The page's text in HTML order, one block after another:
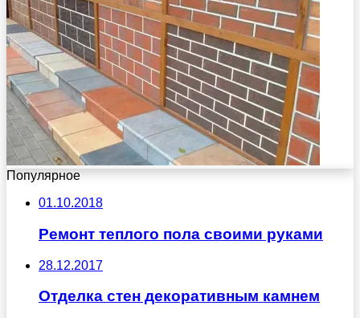
Популярное
01.10.2018
Ремонт теплого пола своими руками
28.12.2017
Отделка стен декоративным камнем